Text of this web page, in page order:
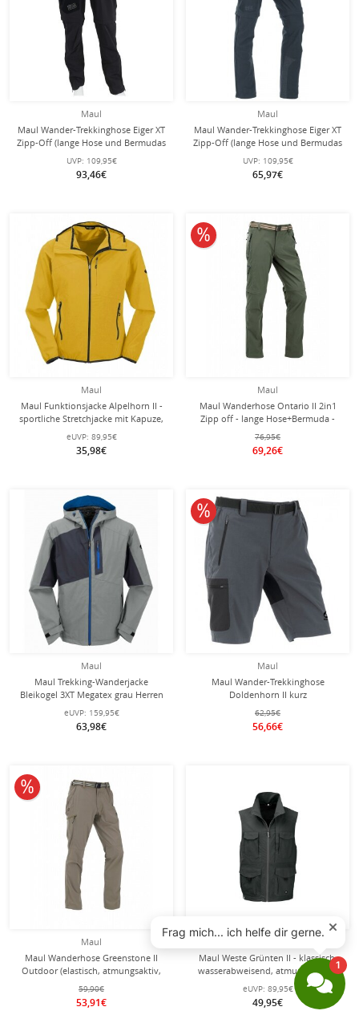
Maul
Maul Wander-Trekkinghose Eiger XT
Zipp-Off (lange Hose und Bermudas
in einem) dunkelgrau/caviar Herren
UVP: 109,95€
93,46€
Maul
Maul Wander-Trekkinghose Eiger XT
Zipp-Off (lange Hose und Bermudas
in einem) dunkelblau Herren
UVP: 109,95€
65,97€
Maul
Maul Funktionsjacke Alpelhorn II -
sportliche Stretchjacke mit Kapuze,
atmungsaktiv, wasserabweisend -
gelb Herren
eUVP: 89,95€
35,98€
Maul
Maul Wanderhose Ontario II 2in1
Zipp off - lange Hose+Bermuda -
olivegrün Herren
76,95€
69,26€
10% reduziert
Maul
Maul Trekking-Wanderjacke
Bleikogel 3XT Megatex grau Herren
eUVP: 159,95€
63,98€
Maul
Maul Wander-Trekkinghose
Doldenhorn II kurz
dunkelgrau/caviar Herren
62,95€
56,66€
10% reduziert
Maul
Maul Wanderhose Greenstone II
Outdoor (elastisch, atmungsaktiv,
strapazierfähig) lang beigebraun
Herren
59,90€
53,91€
10% reduziert
Maul Weste Grünten II - klassisch,
wasserabweisend, atmungsaktiv -
schwarz Herren
eUVP: 89,95€
49,95€